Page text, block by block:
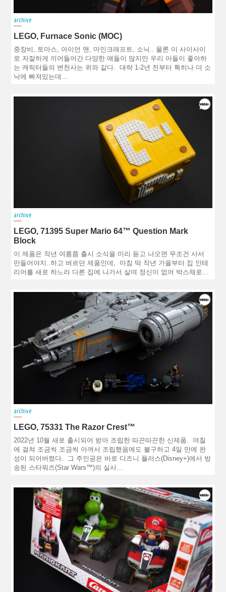
archive
LEGO, Furnace Sonic (MOC)
중장비, 토마스, 아이언 맨, 마인크래프트, 소닉.. 물론 이 사이사이
로 자잘하게 끼어들어간 다양한 애들이 많지만 우리 아들이 좋아하
는 캐릭터들의 변천사는 위와 같다. 대략 1-2년 전부터 특히나 더 소
닉에 빠져있는데…
archive
LEGO, 71395 Super Mario 64™ Question Mark
Block
이 제품은 작년 여름쯤 출시 소식을 미리 듣고 나오면 무조건 사서
만들어야지..하고 벼르던 제품인데, 마침 딱 작년 가을부터 집 인테
리어를 새로 하느라 다른 집에 나가서 살며 정신이 없어 박스채로…
archive
LEGO, 75331 The Razor Crest™
2022년 10월 새로 출시되어 받아 조립한 따끈따끈한 신제품. 며칠
에 걸쳐 조금씩 조금씩 아껴서 조립했음에도 불구하고 4일 만에 완
성이 되어버렸다. 그 주인공은 바로 디즈니 플러스(Disney+)에서 방
송된 스타워즈(Star Wars™)의 실사…